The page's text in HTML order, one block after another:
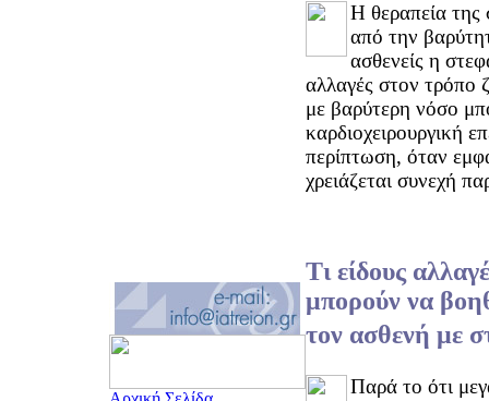
Η θεραπεία της
από την
ασθενείς η
αλλαγές στον τρόπο
με βαρύτερη νόσο
καρδιοχειρουργική
περίπτωση, όταν
χρειάζεται συνεχή
Τι είδους
μπορούν να
τον ασθενή με
Παρά το ότι